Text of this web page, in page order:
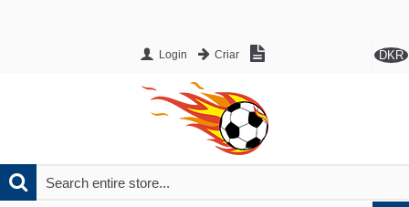
DKR
Login Criar